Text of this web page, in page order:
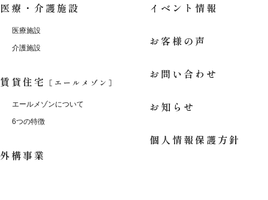
医療・介護施設
医療施設
介護施設
賃貸住宅 ［エールメゾン］
エールメゾンについて
6つの特徴
外構事業
イベント情報
お客様の声
お問い合わせ
お知らせ
個人情報保護方針